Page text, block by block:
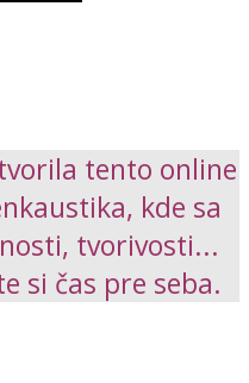
tento online
kde sa
tvorivosti...
si čas pre seba.